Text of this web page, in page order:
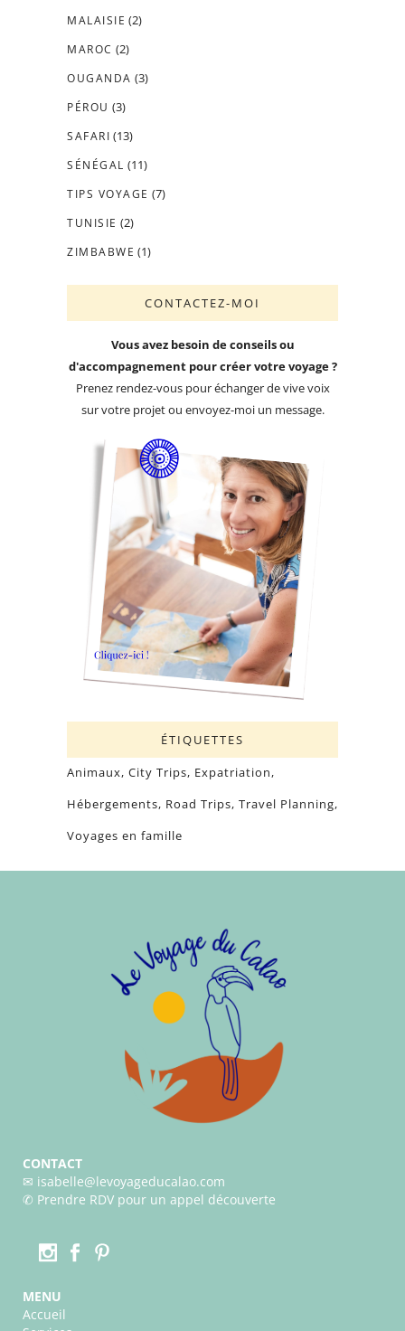
MALAISIE (2)
MAROC (2)
OUGANDA (3)
PÉROU (3)
SAFARI (13)
SÉNÉGAL (11)
TIPS VOYAGE (7)
TUNISIE (2)
ZIMBABWE (1)
CONTACTEZ-MOI
Vous avez besoin de conseils ou
d'accompagnement pour créer votre voyage ?
Prenez rendez-vous pour échanger de vive voix
sur votre projet ou envoyez-moi un message.
ÉTIQUETTES
Animaux City Trips Expatriation
Hébergements Road Trips Travel Planning
Voyages en famille
CONTACT
✉︎ isabelle@levoyageducalao.com
✆ Prendre RDV pour un appel découverte
MENU
Accueil